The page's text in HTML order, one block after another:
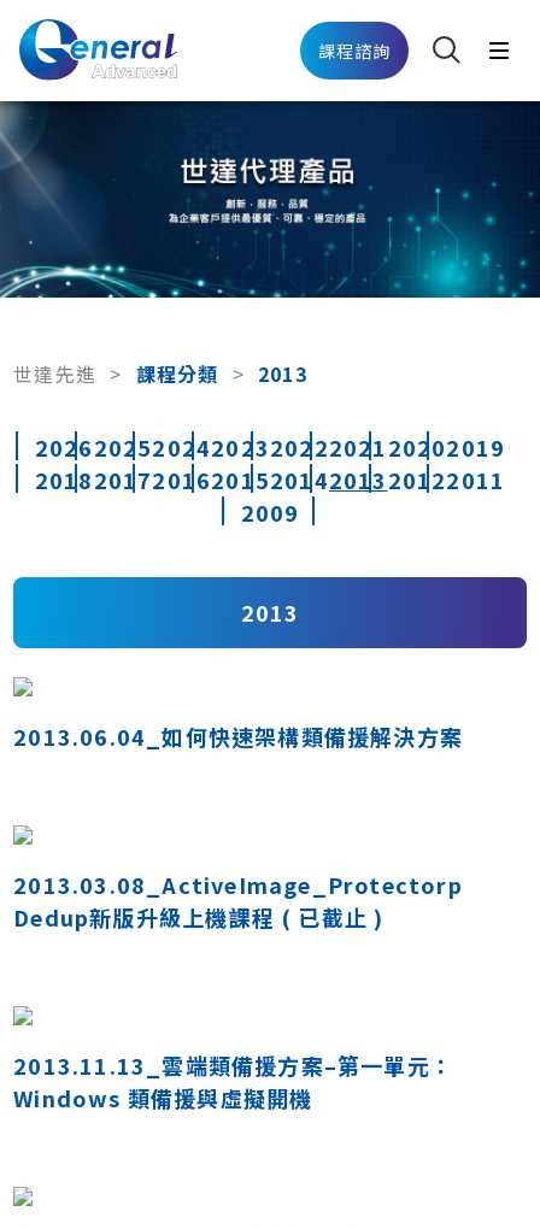
課程諮詢
世達先進 > 課程分類 > 2013
20262025202420232022202120202019
20182017201620152014201320122011
2009
2013
2013.06.04_如何快速架構類備援解決方案
2013.03.08_ActiveImage_Protectorp
Dedup新版升級上機課程 ( 已截止 )
2013.11.13_雲端類備援方案–第一單元：
Windows 類備援與虛擬開機